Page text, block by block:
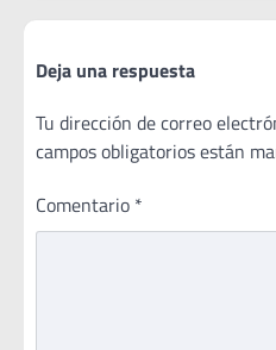
Deja una respuesta
Tu dirección de correo
campos obligatorios están
Comentario *